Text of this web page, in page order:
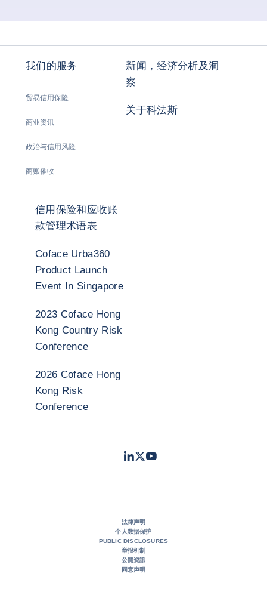
我们的服务
贸易信用保险
商业资讯
政治与信用风险
商账催收
新闻，经济分析及洞
察
关于科法斯
信用保险和应收账
款管理术语表
Coface Urba360
Product Launch
Event In Singapore
2023 Coface Hong
Kong Country Risk
Conference
2026 Coface Hong
Kong Risk
Conference
LinkedIn
TwitterYoutube
法律声明
个人数据保护
PUBLIC DISCLOSURES
举报机制
公開資訊
同意声明